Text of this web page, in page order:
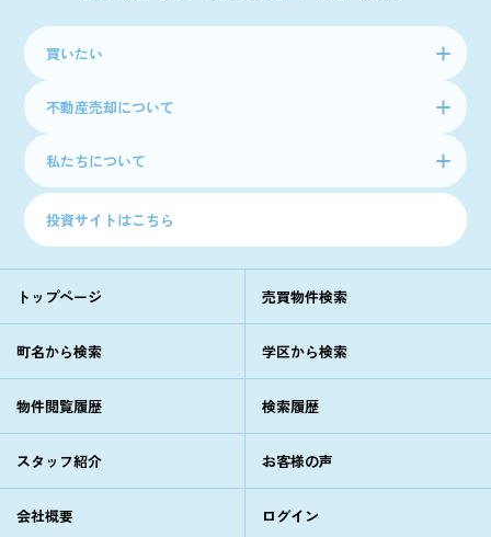
買いたい
不動産売却について
私たちについて
投資サイトはこちら
トップページ 売買物件検索
町名から検索 学区から検索
物件閲覧履歴 検索履歴
スタッフ紹介 お客様の声
会社概要 ログイン